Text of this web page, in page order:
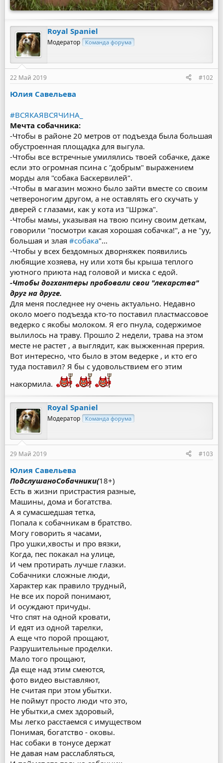
Royal Spaniel
Модератор Команда форума
22 Май 2019 #102
Юлия Савельева
#ВСЯКАЯВСЯЧИНА_
Мечта собачника:
-Чтобы в районе 20 метров от подъезда была большая
обустроенная площадка для выгула.
-Чтобы все встречные умилялись твоей собачке, даже
если это огромная псина с "добрым" выражением
морды аля "собака Баскервилей".
-Чтобы в магазин можно было зайти вместе со своим
четвероногим другом, а не оставлять его скучать у
дверей с глазами, как у кота из "Шрэка".
-Чтобы мамы, указывая на твою псину своим деткам,
говорили "посмотри какая хорошая собачка!", а не "уу,
большая и злая #собака"...
-Чтобы у всех бездомных дворняжек появились
любящие хозяева, ну или хотя бы крыша теплого
уютного приюта над головой и миска с едой.
-Чтобы догхантеры пробовали свои "лекарства"
друг на друге.
Для меня последнее ну очень актуально. Недавно
около моего подъезда кто-то поставил пластмассовое
ведерко с якобы молоком. Я его пнула, содержимое
вылилось на траву. Прошло 2 недели, трава на этом
месте не растет , а выглядит, как выжженная прерия.
Вот интересно, что было в этом ведерке , и кто его
туда поставил? Я бы с удовольствием его этим
накормила.
Royal Spaniel
Модератор Команда форума
29 Май 2019 #103
Юлия Савельева
ПодслушаноСобачники(18+)
Есть в жизни пристрастия разные,
Машины, дома и богатства.
А я сумасшедшая тетка,
Попала к собачникам в братство.
Могу говорить я часами,
Про ушки,хвосты и про вязки,
Когда, пес покакал на улице,
И чем протирать лучше глазки.
Собачники сложные люди,
Характер как правило трудный,
Не все их порой понимают,
И осуждают причуды.
Что спят на одной кровати,
И едят из одной тарелки,
А еще что порой прощают,
Разрушительные проделки.
Мало того прощают,
Да еще над этим смеются,
фото видео выставляют,
Не считая при этом убытки.
Не поймут просто люди что это,
Не убытки,а смех здоровый,
Мы легко расстаемся с имуществом
Понимая, богатство - оковы.
Нас собаки в тонусе держат
Не давая нам расслабляться,